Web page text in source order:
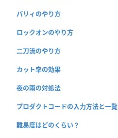
パリィのやり方
ロックオンのやり方
二刀流のやり方
カット率の効果
夜の雨の対処法
プロダクトコードの入力方法と一覧
難易度はどのくらい？